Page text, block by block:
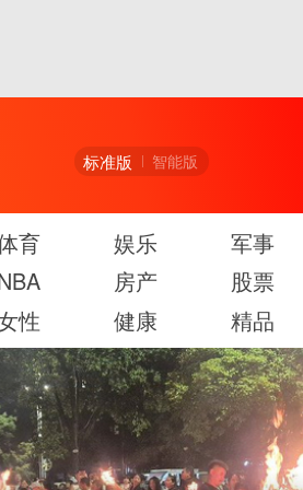
标准版 智能版
育 娱乐 军事
房产 股票
性 健康 精品